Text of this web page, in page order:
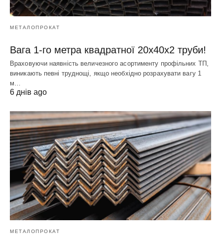
МЕТАЛОПРОКАТ
Вага 1-го метра квадратної 20х40х2 труби!
Враховуючи наявність величезного асортименту профільних ТП,
виникають певні труднощі, якщо необхідно розрахувати вагу 1
м…
6 днів ago
МЕТАЛОПРОКАТ